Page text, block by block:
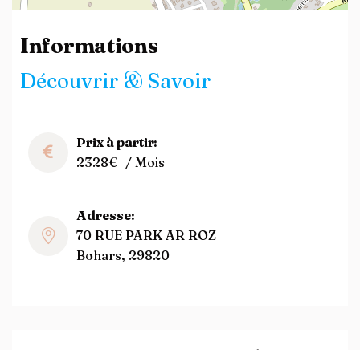
Leaflet | © OpenStreetMapcontributors
Informations
Découvrir & Savoir
Prix à partir:
2328€ / Mois
Adresse:
70 RUE PARK AR ROZ
Bohars, 29820